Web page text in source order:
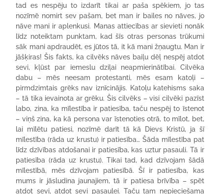
tad es nespēju to izdarīt tikai ar paša spēkiem, jo tas
nozīmē nomirt sev pašam, bet man ir bailes no nāves, jo
nāve mani ir aplenkusi. Manas attiecības ar sievieti nonāk
līdz noteiktam punktam, kad šīs otras personas trūkumi
sāk mani apdraudēt, es jūtos tā, it kā mani žņaugtu. Man ir
jāšķiras! Šis fakts, ka cilvēks nāves baiļu dēļ nespēj atdot
sevi, kļūst par iemeslu dziļai neapmierinātībai. Cilvēka
dabu – mēs neesam protestanti, mēs esam katoļi –
pirmdzimtais grēks nav iznīcinājis. Katoļu katehisms saka
– tā tika ievainota ar grēku. Šis cilvēks – visi cilvēki pazīst
labo, zina, ka mīlestība ir patiesība, taču nespēj to īstenot
– viņš zina, ka kā persona var īstenoties otrā, to mīlot, bet,
lai mīlētu patiesi, nozīmē darīt tā kā Dievs Kristū, ja šī
mīlestība (rāda uz krustu) ir patiesība… Šāda mīlestība pat
līdz dzīvības atdošanai ir patiesība, kas uztur pasauli. Tā ir
patiesība (rāda uz krustu). Tikai tad, kad dzīvojam šādā
mīlestībā, mēs dzīvojam patiesībā. Šī ir patiesība, kas
mums ir jāsludina jaunajiem, tā ir patiesa brīvība – spēt
atdot sevi, atdot sevi pasaulei. Taču tam nepieciešama